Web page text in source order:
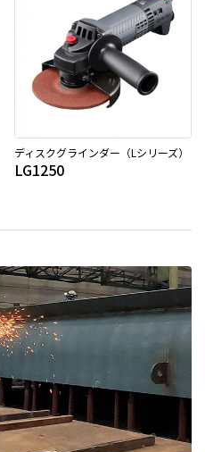
ディスクグラインダー（Lシリーズ）
LG1250